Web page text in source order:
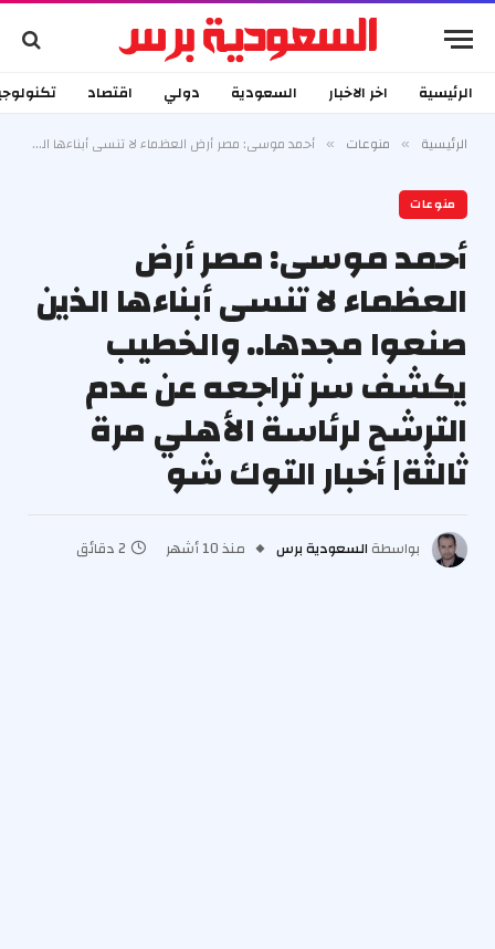
الرئيسية اخر الاخبار السعودية دولي اقتصاد
الرئيسية » منوعات » أحمد موسى: مصر أرض العظماء لا تنسى أبناءها الذين صنعوا مجدها.. والخطيب يكشف سر تراجعه عن عدم الترشح لرئاسة الأهلي مرة ثالثة| أخبار التوك شو
منوعات
أحمد موسى: مصر أرض
العظماء لا تنسى أبناءها الذين
صنعوا مجدها.. والخطيب
يكشف سر تراجعه عن عدم
الترشح لرئاسة الأهلي مرة
ثالثة| أخبار التوك شو
بواسطة السعودية برس منذ 10 أشهر 2 دقائق